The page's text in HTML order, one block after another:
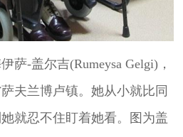
-盖尔吉(Rumeysa Gelgi)，
夫兰博卢镇。她从小就比同
就忍不住盯着她看。图为盖